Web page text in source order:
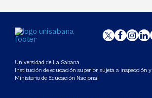
Universidad de La Sabana
Institución de educación superior sujeta a inspección
Ministerio de Educación Nacional